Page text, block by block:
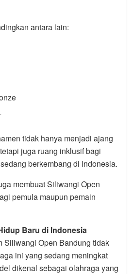
antara lain:
tidak hanya menjadi ajang
juga ruang inklusif bagi
berkembang di Indonesia.
membuat Siliwangi Open
pemula maupun pemain
Baru di Indonesia
Siliwangi Open Bandung tidak
ini yang sedang meningkat
dikenal sebagai olahraga yang